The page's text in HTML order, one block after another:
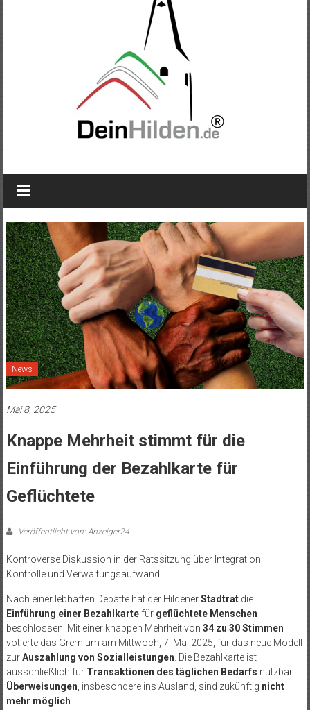
News
Mai 8, 2025
Knappe Mehrheit stimmt für die
Einführung der Bezahlkarte für
Geflüchtete
Veröffentlicht von: Anzeiger24
Kontroverse Diskussion in der Ratssitzung über Integration,
Kontrolle und Verwaltungsaufwand
Nach einer lebhaften Debatte hat der HildenerStadtratdie
Einführung einer Bezahlkartefür geflüchtete Menschen
beschlossen. Mit einer knappen Mehrheit von 34 zu 30 Stimmen
votierte das Gremium am Mittwoch, 7. Mai 2025, für das neue Modell
zurAuszahlung von Sozialleistungen. Die Bezahlkarte ist
ausschließlich für Transaktionen des täglichen Bedarfs nutzbar.
Überweisungen, insbesondere ins Ausland, sind zukünftig nicht
mehr möglich.